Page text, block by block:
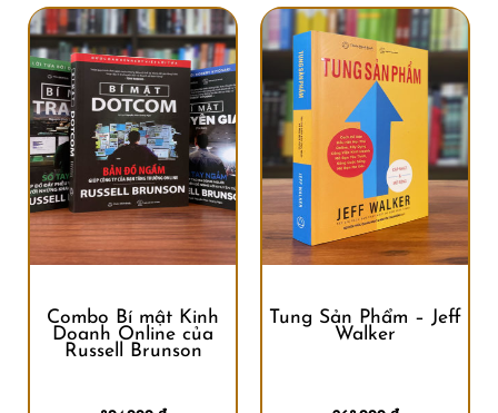
Combo Bí mật Kinh
Doanh Online của
Russell Brunson
Tung Sản Phẩm – Jeff
Walker